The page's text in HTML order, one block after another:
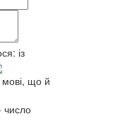
із
мові, що й
число